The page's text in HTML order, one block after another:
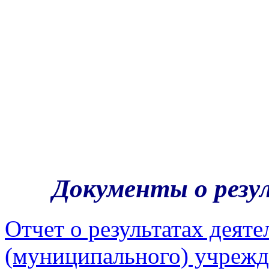
Документы о
Отчет о результатах
(муниципального)